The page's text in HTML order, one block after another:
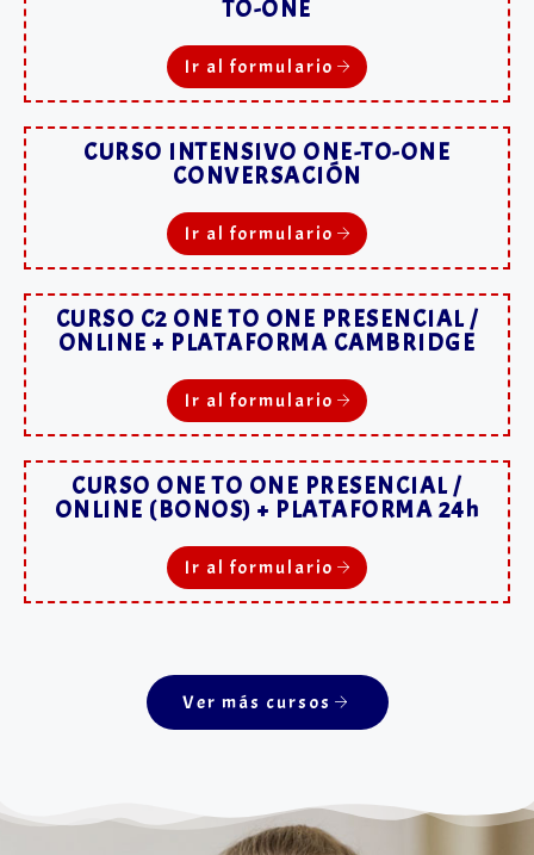
TO-ONE
Ir al formulario
CURSO INTENSIVO ONE-TO-ONE
CONVERSACIÓN
Ir al formulario
CURSO C2 ONE TO ONE PRESENCIAL /
ONLINE + PLATAFORMA CAMBRIDGE
Ir al formulario
CURSO ONE TO ONE PRESENCIAL /
ONLINE (BONOS) + PLATAFORMA 24h
Ir al formulario
Ver más cursos